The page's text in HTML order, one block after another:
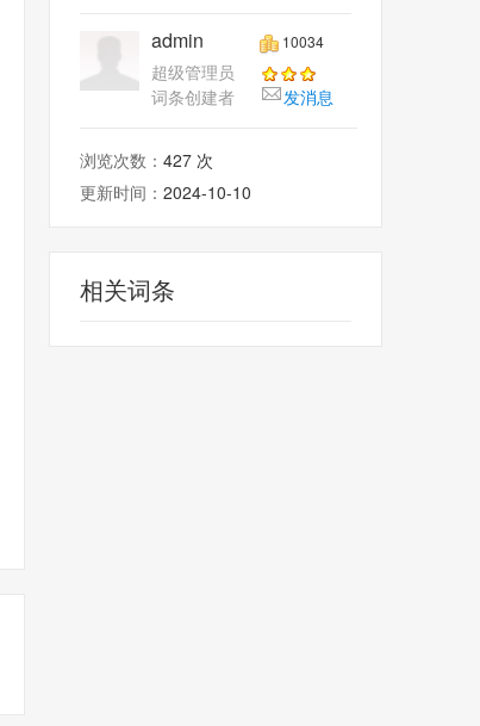
admin 10034
超级管理员
词条创建者
发消息
浏览次数： 427 次
更新时间： 2024-10-10
相关词条